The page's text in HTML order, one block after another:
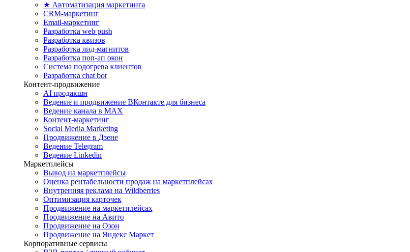
★ Автоматизация маркетинга
CRM-маркетинг
Email-маркетинг
Разработка web push
Разработка квизов
Разработка лид-магнитов
Разработка поп-ап окон
Система подогрева клиентов
Разработка chat bot
Контент-продвижение
AI продакшн
Ведение и продвижение ВКонтакте для бизнеса
Ведение канала в MAX
Контент-маркетинг
Social Media Marketing
Продвижение в Дзене
Ведение Telegram
Ведение Linkedin
Маркетплейсы
Вывод на маркетплейсы
Оценка рентабельности продаж на маркетплейсах
Внутренняя реклама на Wildberries
Оптимизация карточек
Продвижение на маркетплейсах
Продвижение на Авито
Продвижение на Озон
Продвижение на Яндекс Маркет
Корпоративные сервисы